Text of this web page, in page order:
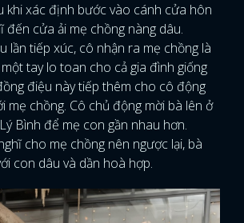
x
NHẬP
khi xác định bước vào cánh cửa hôn
đến cửa ải mẹ chồng nàng dâu.
lần tiếp xúc, cô nhận ra mẹ chồng là
tay lo toan cho cả gia đình giống
điệu này tiếp thêm cho cô động
mẹ chồng. Cô chủ động mời bà lên ở
Bình để mẹ con gần nhau hơn.
cho mẹ chồng nên ngược lại, bà
con dâu và dần hoà hợp.